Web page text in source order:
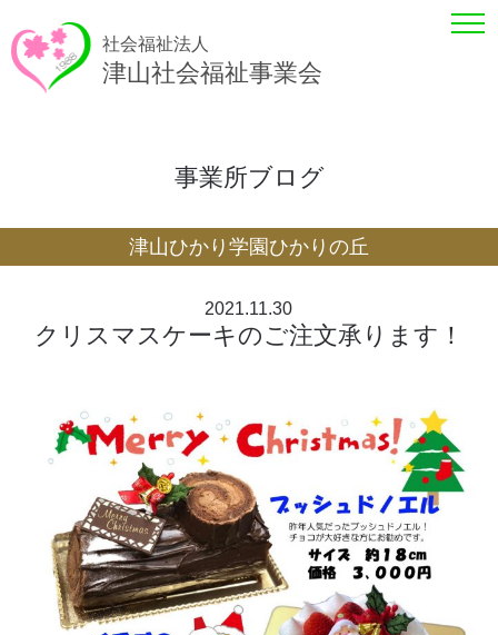
社会福祉法人
津山社会福祉事業会
事業所ブログ
津山ひかり学園ひかりの丘
2021.11.30
クリスマスケーキのご注文承ります！